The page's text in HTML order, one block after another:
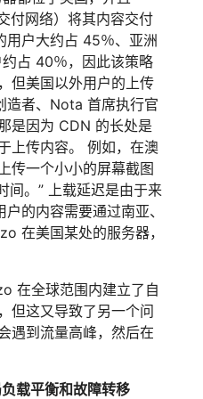
付网络）将其内容交付
户大约占 45％、亚洲
占 40％，因此该策略
但美国以外用户的上传
造者、Nota 首席执行官
是因为 CDN 的长处是
上传内容。 例如，在澳
传一个小小的屏幕截图
间。” 上载延迟是由于来
的内容需要通过南亚、
在美国某处的服务器，
在全球范围内建立了自
但这又导致了另一个问
遇到流量高峰，然后在
载平衡和故障转移